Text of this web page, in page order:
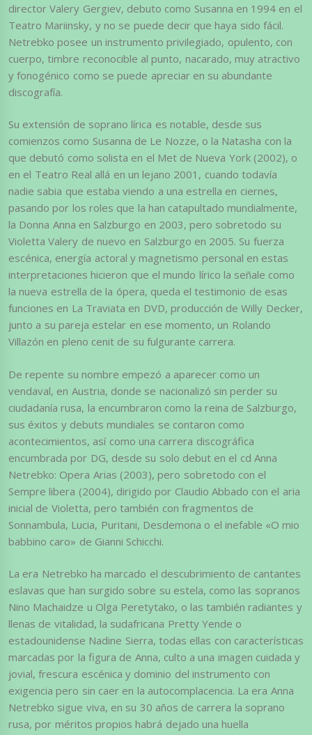
director Valery Gergiev, debuto como Susanna en 1994 en el
Teatro Mariinsky, y no se puede decir que haya sido fácil.
Netrebko posee un instrumento privilegiado, opulento, con
cuerpo, timbre reconocible al punto, nacarado, muy atractivo
y fonogénico como se puede apreciar en su abundante
discografía.
Su extensión de soprano lírica es notable, desde sus
comienzos como Susanna de Le Nozze, o la Natasha con la
que debutó como solista en el Met de Nueva York (2002), o
en el Teatro Real allá en un lejano 2001, cuando todavía
nadie sabia que estaba viendo a una estrella en ciernes,
pasando por los roles que la han catapultado mundialmente,
la Donna Anna en Salzburgo en 2003, pero sobretodo su
Violetta Valery de nuevo en Salzburgo en 2005. Su fuerza
escénica, energía actoral y magnetismo personal en estas
interpretaciones hicieron que el mundo lírico la señale como
la nueva estrella de la ópera, queda el testimonio de esas
funciones en La Traviata en DVD, producción de Willy Decker,
junto a su pareja estelar en ese momento, un Rolando
Villazón en pleno cenit de su fulgurante carrera.
De repente su nombre empezó a aparecer como un
vendaval, en Austria, donde se nacionalizó sin perder su
ciudadanía rusa, la encumbraron como la reina de Salzburgo,
sus éxitos y debuts mundiales se contaron como
acontecimientos, así como una carrera discográfica
encumbrada por DG, desde su solo debut en el cd Anna
Netrebko: Opera Arias (2003), pero sobretodo con el
Sempre libera (2004), dirigido por Claudio Abbado con el aria
inicial de Violetta, pero también con fragmentos de
Sonnambula, Lucia, Puritani, Desdemona o el inefable «O mio
babbino caro» de Gianni Schicchi.
La era Netrebko ha marcado el descubrimiento de cantantes
eslavas que han surgido sobre su estela, como las sopranos
Nino Machaidze u Olga Peretytako, o las también radiantes y
llenas de vitalidad, la sudafricana Pretty Yende o
estadounidense Nadine Sierra, todas ellas con características
marcadas por la figura de Anna, culto a una imagen cuidada y
jovial, frescura escénica y dominio del instrumento con
exigencia pero sin caer en la autocomplacencia. La era Anna
Netrebko sigue viva, en su 30 años de carrera la soprano
rusa, por méritos propios habrá dejado una huella